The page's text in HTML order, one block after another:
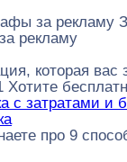
за рекламу
рекламу
которая вас
с затратами и
про 9